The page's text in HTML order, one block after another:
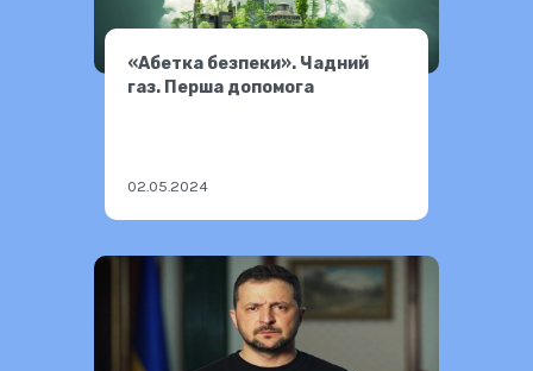
«Абетка безпеки». Чадний
газ. Перша допомога
02.05.2024